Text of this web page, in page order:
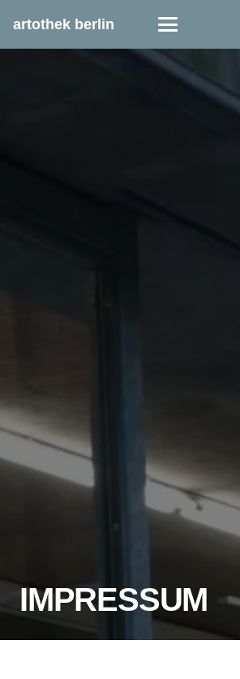
artothek berlin
IMPRESSUM